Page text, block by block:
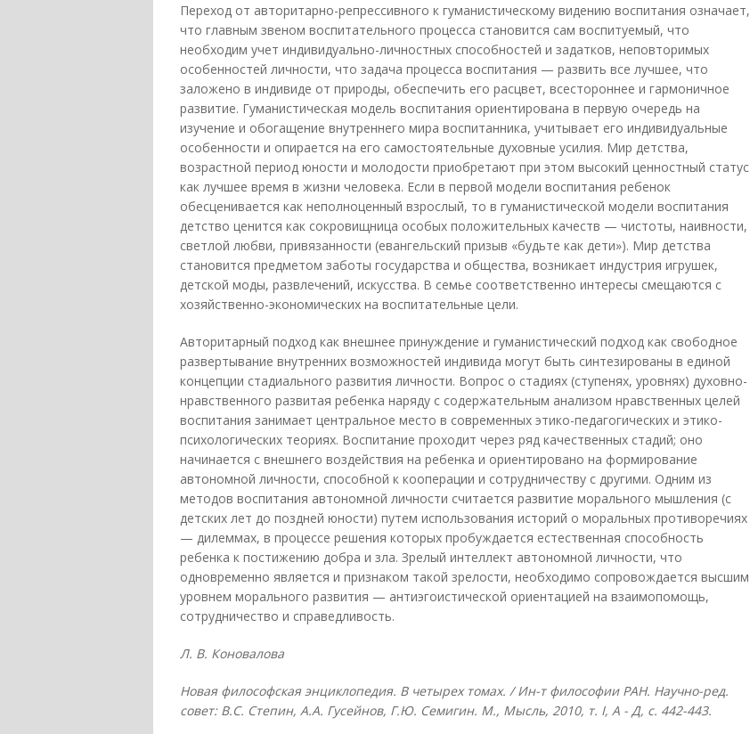
Переход от авторитарно-репрессивного к гуманистическому видению воспитания означает,
что главным звеном воспитательного процесса становится сам воспитуемый, что
необходим учет индивидуально-личностных способностей и задатков, неповторимых
особенностей личности, что задача процесса воспитания — развить все лучшее, что
заложено в индивиде от природы, обеспечить его расцвет, всестороннее и гармоничное
развитие. Гуманистическая модель воспитания ориентирована в первую очередь на
изучение и обогащение внутреннего мира воспитанника, учитывает его индивидуальные
особенности и опирается на его самостоятельные духовные усилия. Мир детства,
возрастной период юности и молодости приобретают при этом высокий ценностный статус
как лучшее время в жизни человека. Если в первой модели воспитания ребенок
обесценивается как неполноценный взрослый, то в гуманистической модели воспитания
детство ценится как сокровищница особых положительных качеств — чистоты, наивности,
светлой любви, привязанности (евангельский призыв «будьте как дети»). Мир детства
становится предметом заботы государства и общества, возникает индустрия игрушек,
детской моды, развлечений, искусства. В семье соответственно интересы смещаются с
хозяйственно-экономических на воспитательные цели.
Авторитарный подход как внешнее принуждение и гуманистический подход как свободное
развертывание внутренних возможностей индивида могут быть синтезированы в единой
концепции стадиального развития личности. Вопрос о стадиях (ступенях, уровнях) духовно-
нравственного развитая ребенка наряду с содержательным анализом нравственных целей
воспитания занимает центральное место в современных этико-педагогических и этико-
психологических теориях. Воспитание проходит через ряд качественных стадий; оно
начинается с внешнего воздействия на ребенка и ориентировано на формирование
автономной личности, способной к кооперации и сотрудничеству с другими. Одним из
методов воспитания автономной личности считается развитие морального мышления (с
детских лет до поздней юности) путем использования историй о моральных противоречиях
— дилеммах, в процессе решения которых пробуждается естественная способность
ребенка к постижению добра и зла. Зрелый интеллект автономной личности, что
одновременно является и признаком такой зрелости, необходимо сопровождается высшим
уровнем морального развития — антиэгоистической ориентацией на взаимопомощь,
сотрудничество и справедливость.
Л. В. Коновалова
Новая философская энциклопедия. В четырех томах. / Ин-т философии РАН. Научно-ред.
совет: В.С. Степин, А.А. Гусейнов, Г.Ю. Семигин. М., Мысль, 2010, т. I, А - Д, с. 442-443.